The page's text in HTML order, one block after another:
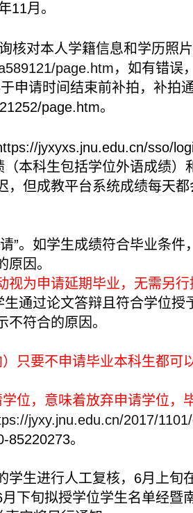
11月。
核对本人学籍信息和学历照
page.htm，如有错误
申请时间结束前补拍，补拍
page.htm。
jyxyxs.jnu.edu.cn/sso/
本科生包括学位外语成绩）
但成教平台系统成绩每天
”。如学生成绩符合毕业条件
因。
为申请延期毕业，无需另行
通过论文答辩且符合学位
符合的原因。
只要不申请毕业本科生都可
位，意味着放弃申请学位，
jyxy.jnu.edu.cn/2017/
85220273。
生进行人工复核， 6月上旬
月下旬拟授学位学生名单经暨